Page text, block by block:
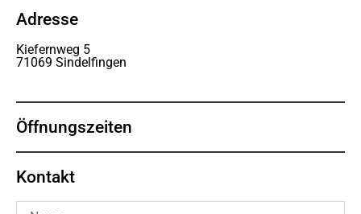
Adresse
Kiefernweg 5
71069 Sindelfingen
Öffnungszeiten
Kontakt